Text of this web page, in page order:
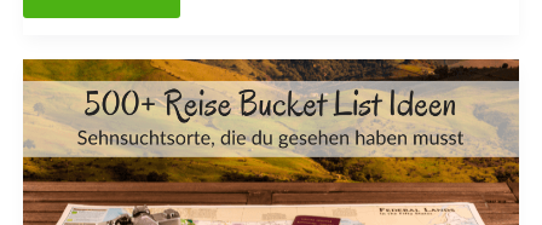
–
Dänemarks
verstecktes
Wüstenwunder